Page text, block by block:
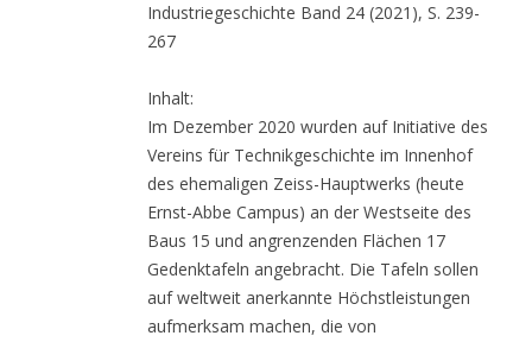
Industriegeschichte Band 24 (2021), S. 239-
267
Inhalt:
Im Dezember 2020 wurden auf Initiative des
Vereins für Technikgeschichte im Innenhof
des ehemaligen Zeiss-Hauptwerks (heute
Ernst-Abbe Campus) an der Westseite des
Baus 15 und angrenzenden Flächen 17
Gedenktafeln angebracht. Die Tafeln sollen
auf weltweit anerkannte Höchstleistungen
aufmerksam machen, die von